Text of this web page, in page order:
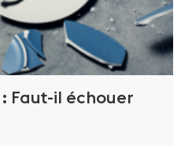
Faut-il échouer